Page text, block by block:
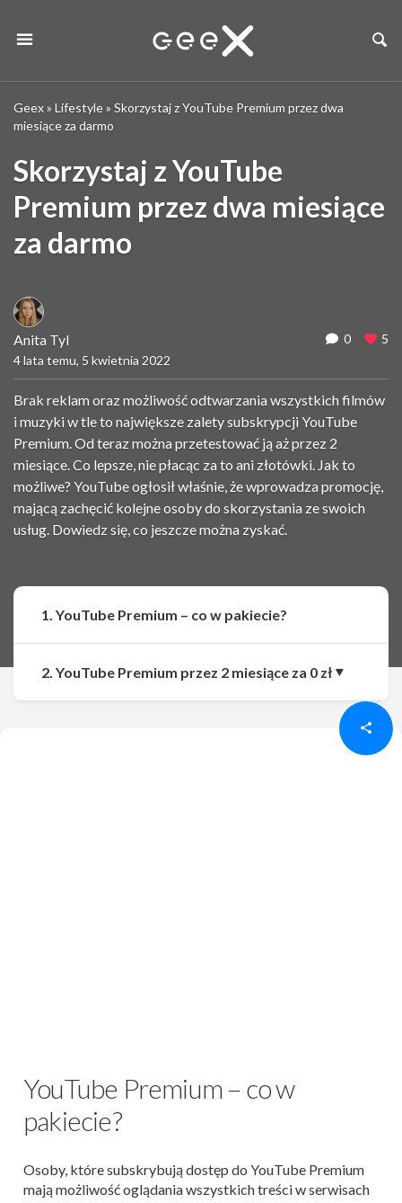
Geex» Lifestyle» Skorzystaj z YouTube Premium przez dwa
miesiące za darmo
Skorzystaj z YouTube
Premium przez dwa miesiące
za darmo
Anita Tyl
4 lata temu, 5 kwietnia 2022
0 5
Brak reklam oraz możliwość odtwarzania wszystkich filmów
i muzyki w tle to największe zalety subskrypcji YouTube
Premium. Od teraz można przetestować ją aż przez 2
miesiące. Co lepsze, nie płacąc za to ani złotówki. Jak to
możliwe? YouTube ogłosił właśnie, że wprowadza promocję,
mającą zachęcić kolejne osoby do skorzystania ze swoich
usług. Dowiedz się, co jeszcze można zyskać.
Udostępnij Udostępnij
YouTube Premium – co w
pakiecie?
Osoby, które subskrybują dostęp do YouTube Premium
mają możliwość oglądania wszystkich treści w serwisach
1. YouTube Premium – co w pakiecie?
2. YouTube Premium przez 2 miesiące za 0 zł